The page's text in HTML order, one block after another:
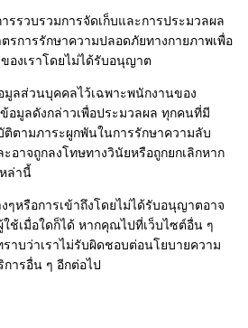
รรวบรวมการจัดเก็บและการประมวลผล
รการรักษาความปลอดภัยทางกายภาพเพื่อ
องเราโดยไม่ได้รับอนุญาต
มูลส่วนบุคคลไว้เฉพาะพนักงานของ
อมูลดังกล่าวเพื่อประมวลผล ทุกคนที่มี
ติตามภาระผูกพันในการรักษาความลับ
าจถูกลงโทษทางวินัยหรือถูกยกเลิกหาก
ล่านี้
ๆหรือการเข้าถึงโดยไม่ได้รับอนุญาตอาจ
ช้เมื่อใดก็ได้ หากคุณไปที่เว็บไซต์อื่น ๆ
าบว่าเราไม่รับผิดชอบต่อนโยบายความ
ารอื่น ๆ อีกต่อไป